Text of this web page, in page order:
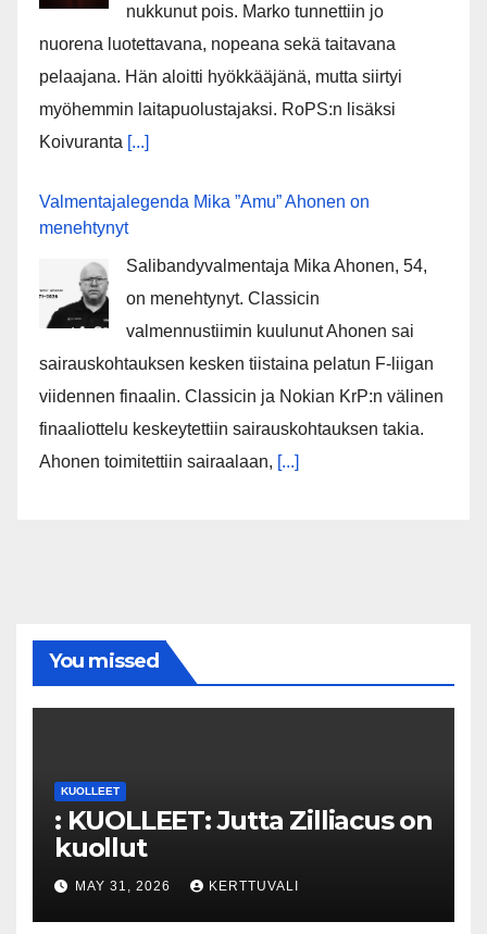
nukkunut pois. Marko tunnettiin jo
nuorena luotettavana, nopeana sekä taitavana
pelaajana. Hän aloitti hyökkääjänä, mutta siirtyi
myöhemmin laitapuolustajaksi. RoPS:n lisäksi
Koivuranta [...]
Valmentajalegenda Mika ”Amu” Ahonen on
menehtynyt
Salibandyvalmentaja Mika Ahonen, 54,
on menehtynyt. Classicin
valmennustiimin kuulunut Ahonen sai
sairauskohtauksen kesken tiistaina pelatun F-liigan
viidennen finaalin. Classicin ja Nokian KrP:n välinen
finaaliottelu keskeytettiin sairauskohtauksen takia.
Ahonen toimitettiin sairaalaan, [...]
You missed
KUOLLEET
: KUOLLEET: Jutta Zilliacus on
kuollut
MAY 31, 2026 KERTTUVALI